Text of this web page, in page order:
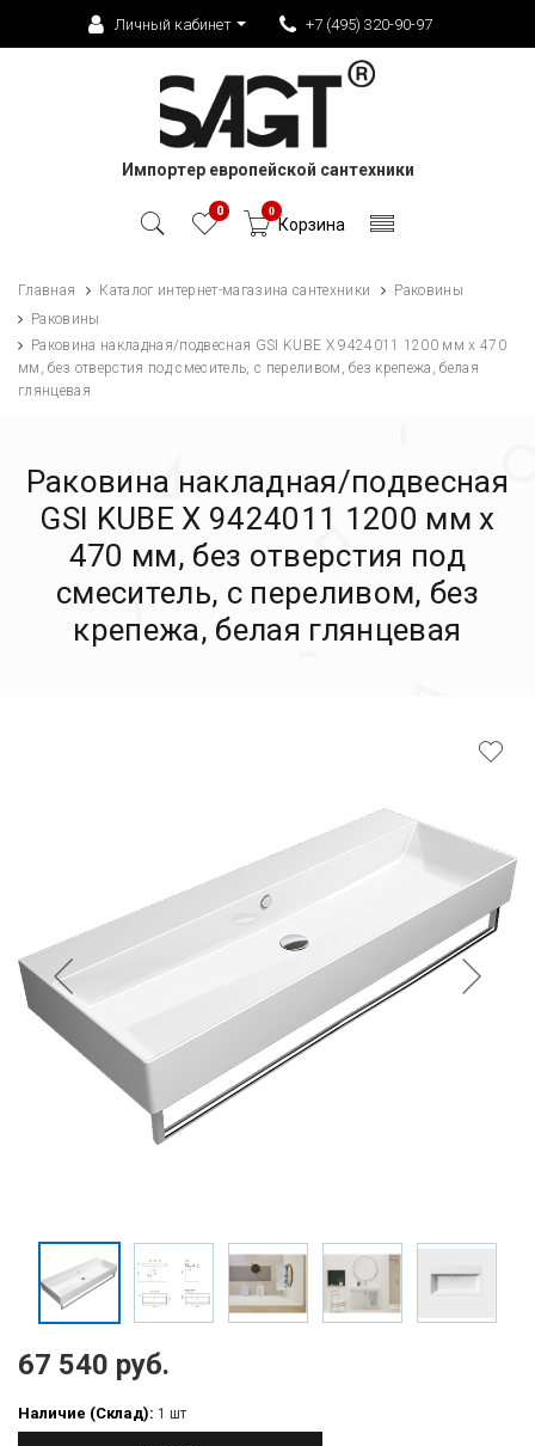
Личный кабинет +7 (495) 320-90-97
Импортер европейской сантехники
0 0
Корзина
Главная Каталог интернет-магазина сантехники
Раковины
Раковины
Раковина накладная/подвесная GSI KUBE X 9424011 1200 мм х 470
мм, без отверстия под смеситель, с переливом, без крепежа, белая
глянцевая
Раковина накладная/подвесная
GSI KUBE X 9424011 1200 мм х
470 мм, без отверстия под
смеситель, с переливом, без
крепежа, белая глянцевая
67 540 руб.
Наличие (Склад): 1 шт